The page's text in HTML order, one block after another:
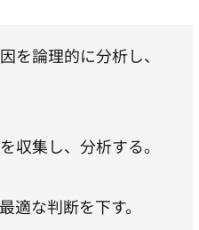
を論理的に分析し、
収集し、分析する。
適な判断を下す。